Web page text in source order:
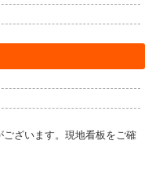
ざいます。現地看板をご確